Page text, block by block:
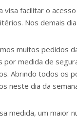
visa facilitar o
Nos demais
muitos pedidos
por medida de
Abrindo todos os
neste dia da
medida, um maior